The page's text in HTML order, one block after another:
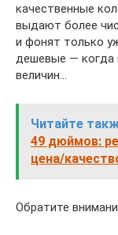
качественные
выдают более
и фонят только
дешевые — когда
величин…
Читайте
49 дюймов:
цена/
Обратите